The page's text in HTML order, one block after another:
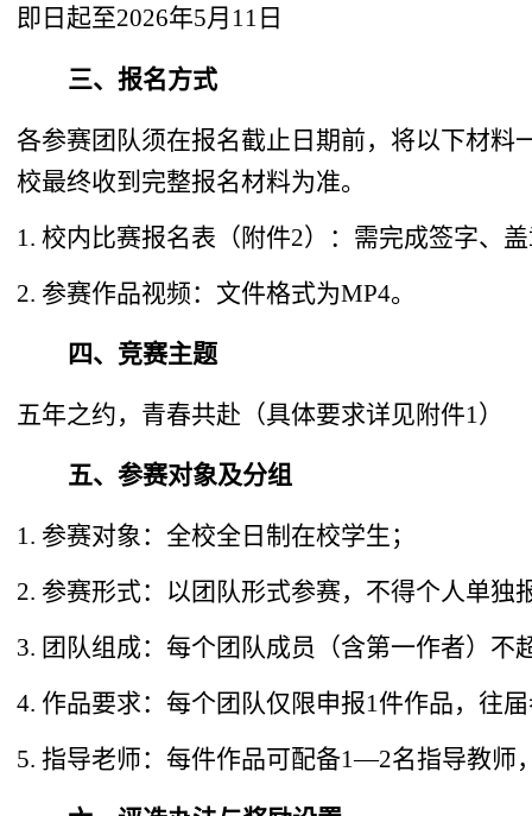
即日起至2026年5月 11 日
三、 报名方式
各参赛团队须在报名截止日期前，将以下材料
校最终收到完整报名材料为准。
1. 校内比赛报名表（附件2）：需完成签字、
2. 参赛作品视频：文件格式为MP4。
四、 竞赛主题
五年之约，青春共赴（具体要求详见附件1 ）
五、 参赛对象及分组
1. 参赛对象：全校全日制在校学生；
2. 参赛形式：以团队形式参赛，不得个人单独
3. 团队组成：每个团队成员（含第一作者）不
4. 作品要求：每个团队仅限申报1件作品，往
5. 指导老师：每件作品可配备1—2名指导教师